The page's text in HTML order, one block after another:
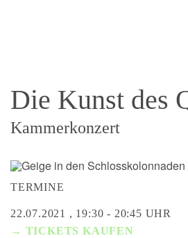
Die Kunst des
Kammerkonzert
TERMINE
22.07.2021 , 19:30 - 20:45 UHR
→ TICKETS KAUFEN